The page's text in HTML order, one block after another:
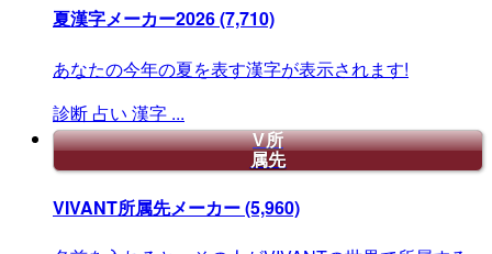
夏漢字メーカー2026(7,710)
あなたの今年の夏を表す漢字が表示されます!
診断 占い 漢字 ...
V所
属先
VIVANT所属先メーカー(5,960)